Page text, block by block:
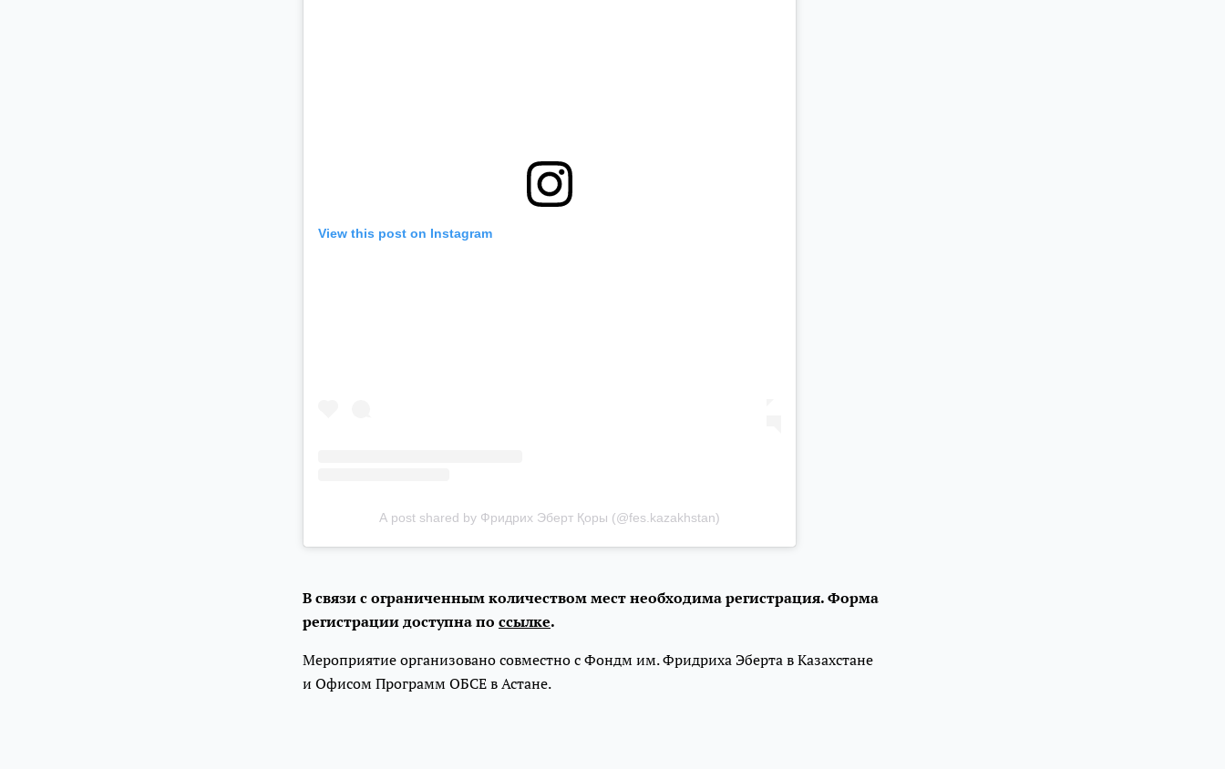
View this post on Instagram
A post shared by Фридрих Эберт Қоры (@fes.kazakhstan)
В связи с ограниченным количеством мест необходима регистрация. Форма
регистрации доступна по ссылке.
Мероприятие организовано совместно с Фондм им. Фридриха Эберта в Казахстане
и Офисом Программ ОБСЕ в Астане.